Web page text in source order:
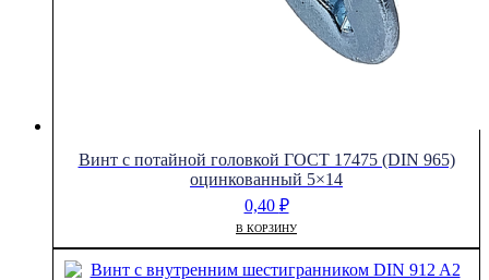
Винт с потайной головкой ГОСТ 17475 (DIN 965)
оцинкованный 5×14
0,40 ₽
В КОРЗИНУ